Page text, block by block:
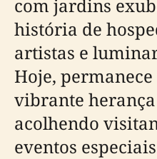
com jardins
história de
artistas e
Hoje,
vibrante
acolhendo
eventos